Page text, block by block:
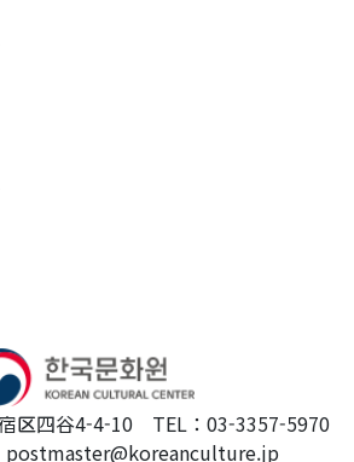
区四谷4-4-10 TEL：03-3357-5970